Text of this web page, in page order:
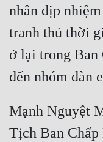
nhân dịp
tranh thủ thời
ở lại trong Ban
đến nhóm đàn
Mạnh Nguyệt
Tịch Ban